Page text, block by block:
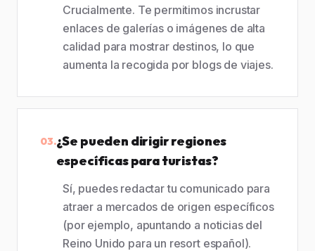
Crucialmente. Te permitimos incrustar
enlaces de galerías o imágenes de alta
calidad para mostrar destinos, lo que
aumenta la recogida por blogs de viajes.
03.¿Se pueden dirigir regiones
específicas para turistas?
Sí, puedes redactar tu comunicado para
atraer a mercados de origen específicos
(por ejemplo, apuntando a noticias del
Reino Unido para un resort español).